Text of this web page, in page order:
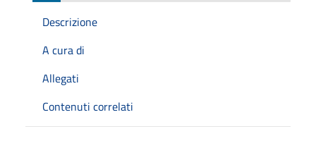
Descrizione
A cura di
Allegati
Contenuti correlati